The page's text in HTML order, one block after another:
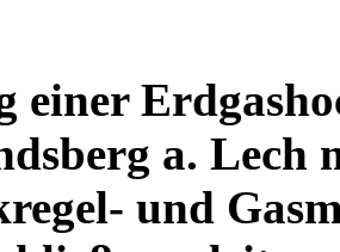
einer
a. Lech
und